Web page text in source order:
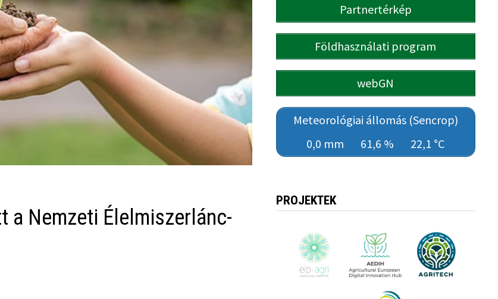
a Nemzeti Élelmiszerlánc-
Partnertérkép
Földhasználati program
webGN
Meteorológiai állomás (Sencrop)
0,0 mm
61,6 % 22,1 °C
PROJEKTEK